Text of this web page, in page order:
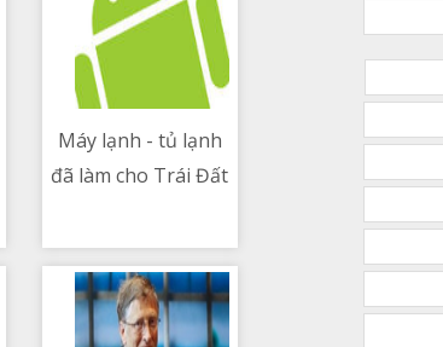
Máy lạnh - tủ lạnh
đã làm cho Trái Đất
nào